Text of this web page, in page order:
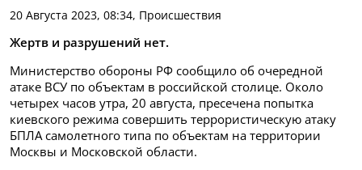
20 Августа 2023, 08:34, Происшествия
Жертв и разрушений нет.
Министерство обороны РФ сообщило об очередной
атаке ВСУ по объектам в российской столице. Около
четырех часов утра, 20 августа, пресечена попытка
киевского режима совершить террористическую атаку
БПЛА самолетного типа по объектам на территории
Москвы и Московской области.